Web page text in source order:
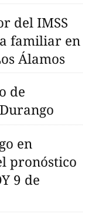
del IMSS
familiar en
Álamos
de
en
pronóstico
9 de